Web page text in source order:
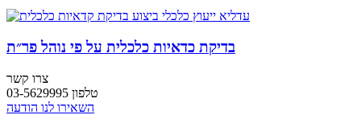
בדיקת כדאיות כלכלית על פי נוהל פר״ת
צרו קשר
טלפון 03-5629995
השאירו לנו הודעה